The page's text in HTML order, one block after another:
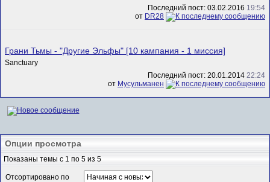
Последний пост: 03.02.2016 19:54
от DR28
Грани Тьмы - "Другие Эльфы" [10 кампания - 1 миссия]
Sanctuary
Последний пост: 20.01.2014 22:24
от Мусульманен
Опции просмотра
Показаны темы с 1 по 5 из 5
Отсортировано по